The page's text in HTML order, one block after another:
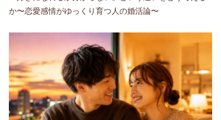
か〜恋愛感情がゆっくり育つ人の婚活論〜